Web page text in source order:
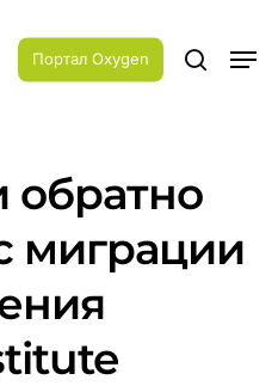
Портал Oxygen search
обратно
миграции